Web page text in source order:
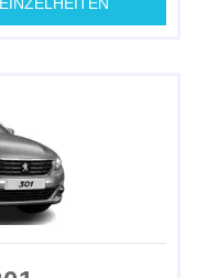
EINZELHEITEN